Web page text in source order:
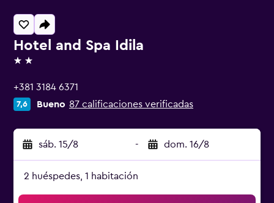
Hotel and Spa Idila
2 estrellas
+381 3184 6371
7,6 Bueno 87 calificaciones verificadas
sáb. 15/8 - dom. 16/8
2 huéspedes, 1 habitación